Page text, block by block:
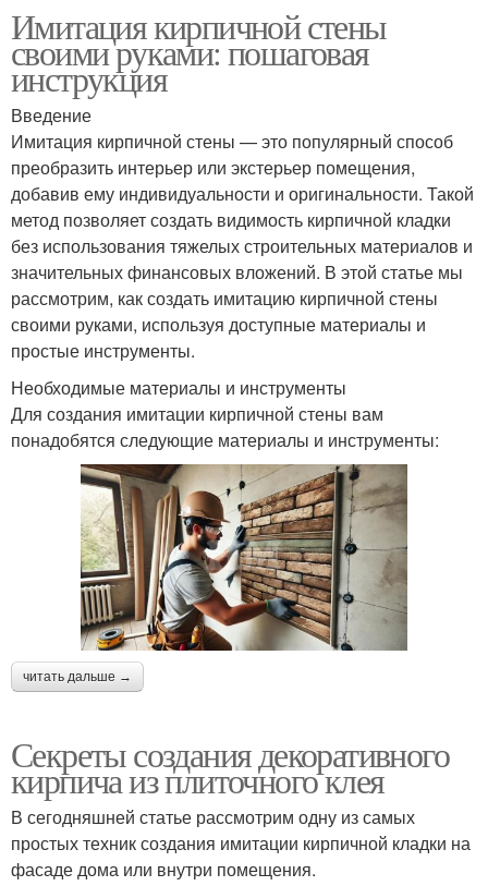
Имитация кирпичной стены
своими руками: пошаговая
инструкция
Введение
Имитация кирпичной стены — это популярный способ
преобразить интерьер или экстерьер помещения,
добавив ему индивидуальности и оригинальности. Такой
метод позволяет создать видимость кирпичной кладки
без использования тяжелых строительных материалов и
значительных финансовых вложений. В этой статье мы
рассмотрим, как создать имитацию кирпичной стены
своими руками, используя доступные материалы и
простые инструменты.
Необходимые материалы и инструменты
Для создания имитации кирпичной стены вам
понадобятся следующие материалы и инструменты:
читать дальше →
Секреты создания декоративного
кирпича из плиточного клея
В сегодняшней статье рассмотрим одну из самых
простых техник создания имитации кирпичной кладки на
фасаде дома или внутри помещения.